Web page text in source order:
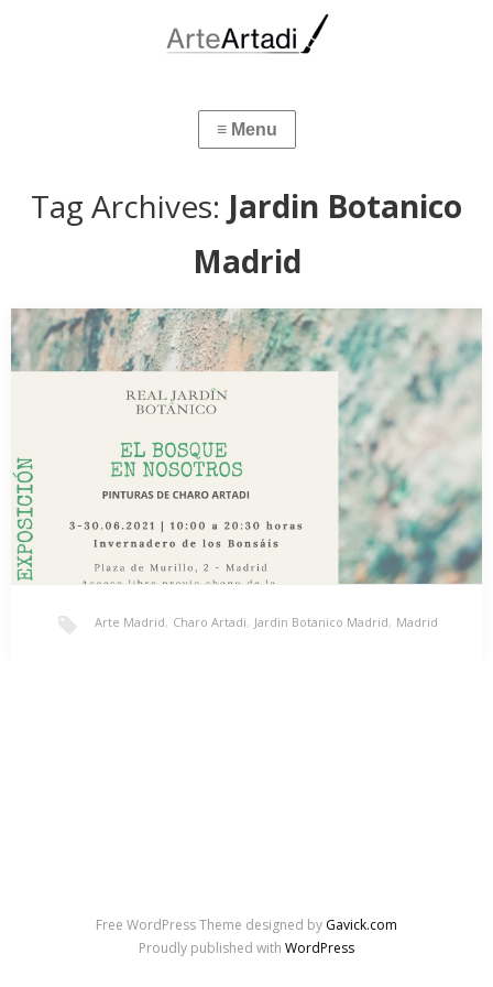
Tag Archives: Jardin Botanico
Madrid
Arte Madrid, Charo Artadi, Jardin Botanico Madrid, Madrid
Free WordPress Theme designed by Gavick.com
Proudly published with WordPress